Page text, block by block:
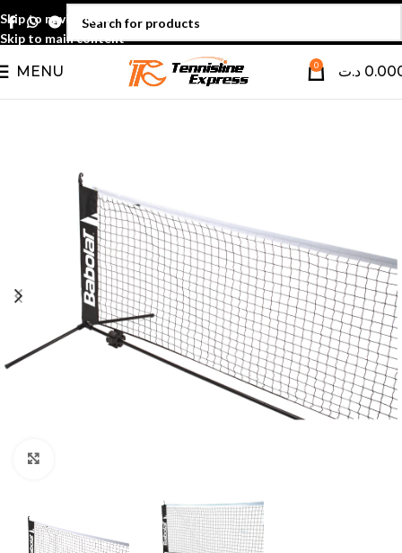
Skip to navigation
Skip to main content
MENU 0 د.ت